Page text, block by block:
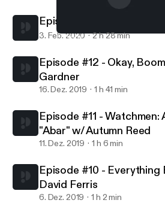
Episode #13 - Watchmen Finale
Episode #13 - Watchmen
3. Feb. 2020 2 h 28 min
Episode #12 - Okay,
Gardner
16. Dez. 2019 1 h 41 min
Episode #11 - Watchmen:
"Abar" w/ Autumn Reed
11. Dez. 2019 1 h 6 min
Episode #10 -
David Ferris
6. Dez. 2019 1 h 2 min